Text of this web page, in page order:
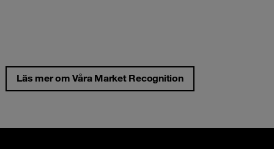
Läs mer om Våra Market Recognition